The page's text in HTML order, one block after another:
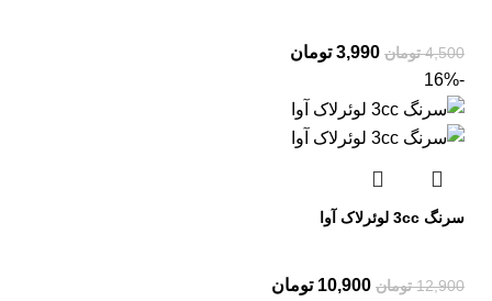
4,500 تومان 3,990 تومان
-16%
سرنگ 3cc لوئرلاک آوا
12,900 تومان 10,900 تومان